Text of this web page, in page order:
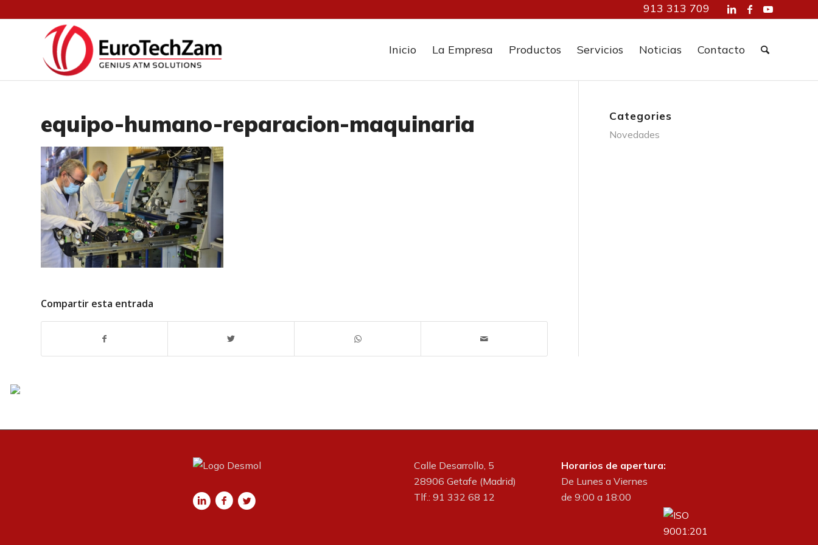
913 313 709
Inicio La Empresa Productos Servicios Noticias Contacto
equipo-humano-reparacion-maquinaria
Compartir esta entrada
Categories
Novedades
Calle Desarrollo, 5
28906 Getafe (Madrid)
Tlf.: 91 332 68 12
Horarios de apertura:
De Lunes a Viernes
de 9:00 a 18:00